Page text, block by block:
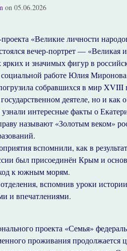
on 05.06.2026
«Великие личности
вечер-портрет —
и значимых фигур в
работе Юлия
собравшихся в мир XVIII
деятеле, но и
интересные факты о
называют «Золотым веком»
вспомнили, как в
был присоединён Крым и
к южным морям.
вспомнив уроки
и впечатлениями.
проекта «Семья»
проживания продолжается